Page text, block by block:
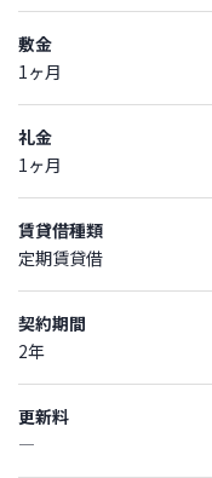
敷金
1ヶ月
礼金
1ヶ月
賃貸借種類
定期賃貸借
契約期間
2年
更新料
―